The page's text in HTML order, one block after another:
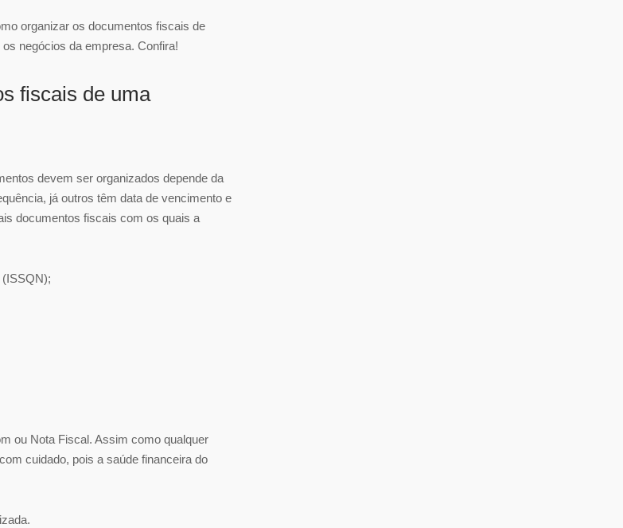
organizar os documentos fiscais de
negócios da empresa. Confira!
fiscais de uma
devem ser organizados depende da
já outros têm data de vencimento e
documentos fiscais com os quais a
ou Nota Fiscal. Assim como qualquer
cuidado, pois a saúde financeira do